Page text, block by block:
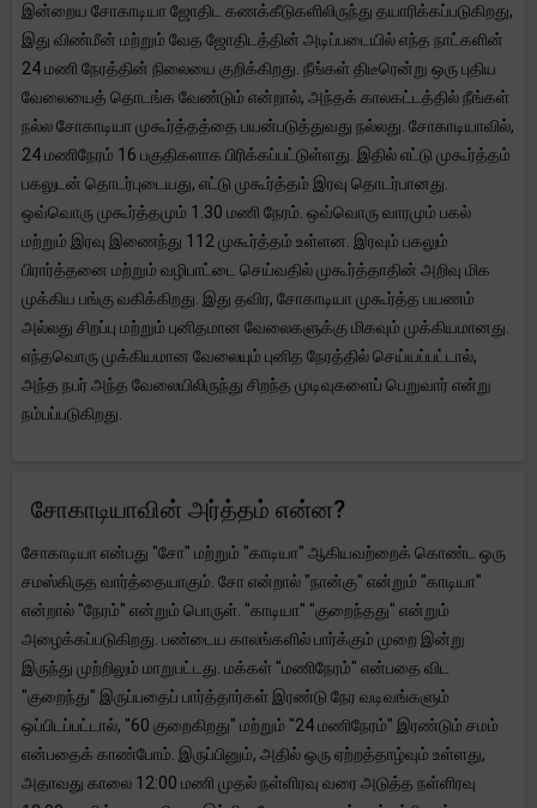
இன்றைய சோகாடியா ஜோதிட கணக்கீடுகளிலிருந்து தயாரிக்கப்படுகிறது,
இது விண்மீன் மற்றும் வேத ஜோதிடத்தின் அடிப்படையில் எந்த நாட்களின்
24 மணி நேரத்தின் நிலையை குறிக்கிறது. நீங்கள் திடீரென்று ஒரு புதிய
வேலையைத் தொடங்க வேண்டும் என்றால், அந்தக் காலகட்டத்தில் நீங்கள்
நல்ல சோகாடியா முகூர்த்தத்தை பயன்படுத்துவது நல்லது. சோகாடியாவில்,
24 மணிநேரம் 16 பகுதிகளாக பிரிக்கப்பட்டுள்ளது. இதில் எட்டு முகூர்த்தம்
பகலுடன் தொடர்புடையது, எட்டு முகூர்த்தம் இரவு தொடர்பானது.
ஒவ்வொரு முகூர்த்தமும் 1.30 மணி நேரம். ஒவ்வொரு வாரமும் பகல்
மற்றும் இரவு இணைந்து 112 முகூர்த்தம் உள்ளன. இரவும் பகலும்
பிரார்த்தனை மற்றும் வழிபாட்டை செய்வதில் முகூர்த்தாதின் அறிவு மிக
முக்கிய பங்கு வகிக்கிறது. இது தவிர, சோகாடியா முகூர்த்த பயணம்
அல்லது சிறப்பு மற்றும் புனிதமான வேலைகளுக்கு மிகவும் முக்கியமானது.
எந்தவொரு முக்கியமான வேலையும் புனித நேரத்தில் செய்யப்பட்டால்,
அந்த நபர் அந்த வேலையிலிருந்து சிறந்த முடிவுகளைப் பெறுவார் என்று
நம்பப்படுகிறது.
சோகாடியாவின் அர்த்தம் என்ன?
சோகாடியா என்பது "சோ" மற்றும் "காடியா" ஆகியவற்றைக் கொண்ட ஒரு
சமஸ்கிருத வார்த்தையாகும். சோ என்றால் "நான்கு" என்றும் "காடியா"
என்றால் "நேரம்" என்றும் பொருள். "காடியா" "குறைந்தது" என்றும்
அழைக்கப்படுகிறது. பண்டைய காலங்களில் பார்க்கும் முறை இன்று
இருந்து முற்றிலும் மாறுபட்டது. மக்கள் "மணிநேரம்" என்பதை விட
"குறைந்து" இருப்பதைப் பார்த்தார்கள் இரண்டு நேர வடிவங்களும்
ஒப்பிடப்பட்டால், "60 குறைகிறது" மற்றும் "24 மணிநேரம்" இரண்டும் சமம்
என்பதைக் காண்போம். இருப்பினும், அதில் ஒரு ஏற்றத்தாழ்வும் உள்ளது,
அதாவது காலை 12:00 மணி முதல் நள்ளிரவு வரை அடுத்த நள்ளிரவு